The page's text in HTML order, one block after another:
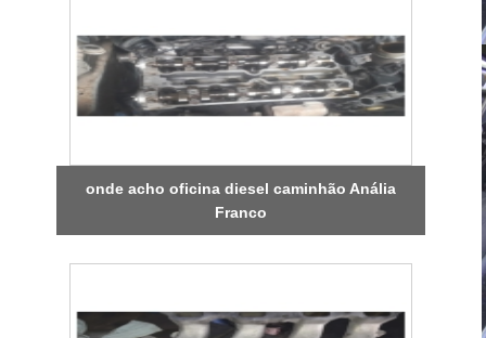
onde acho oficina diesel caminhão Anália
Franco